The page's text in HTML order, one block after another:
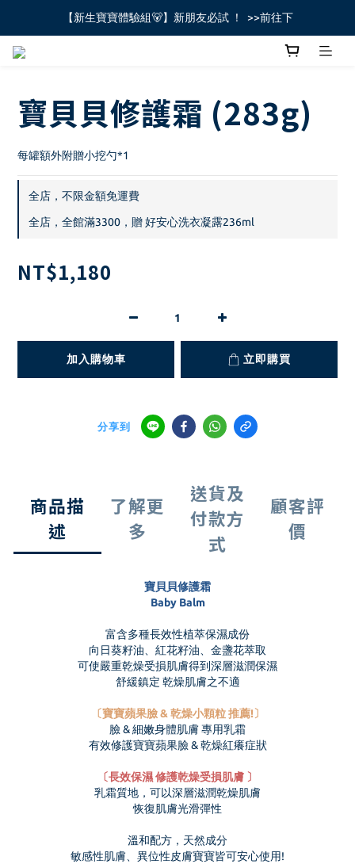
全館不限金額免運費🚚
【新生寶寶體驗組🐻】新朋友必試 ！  >>前往下
寶貝貝修護霜 (283g)
每罐額外附贈小挖勺*1
全店，不限金額免運費
全店，全館滿3300，贈 好安心洗衣凝露236ml
NT$1,180
加入購物車 立即購買
分享到
商品描
述
了解更
多
送貨及
付款方
式
顧客評
價
寶貝貝修護霜
Baby Balm
富含多種長效性植萃保濕成份
向日葵籽油、紅花籽油、金盞花萃取
可使嚴重乾燥受損肌膚得到深層滋潤保濕
舒緩鎮定 乾燥肌膚之不適
〔寶寶蘋果臉 & 乾燥小顆粒 推薦!〕
臉 & 細嫩身體肌膚 專用乳霜
有效修護寶寶蘋果臉 & 乾燥紅癢症狀
〔長效保濕 修護乾燥受損肌膚 〕
乳霜質地，可以深層滋潤乾燥肌膚
恢復肌膚光滑彈性
溫和配方，天然成分
敏感性肌膚、異位性皮膚寶寶皆可安心使用!